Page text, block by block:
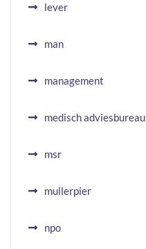
lever
man
management
medisch adviesbureau
msr
mullerpier
npo